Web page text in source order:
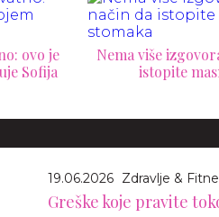
ovo je
Sofija
Nema više
istopite
19.06.2026 Zdravlje &
Greške koje pravite